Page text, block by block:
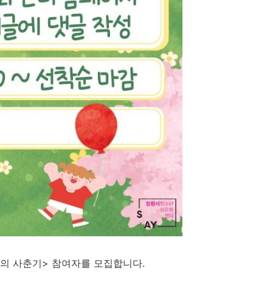
사춘기> 참여자를 모집합니다.